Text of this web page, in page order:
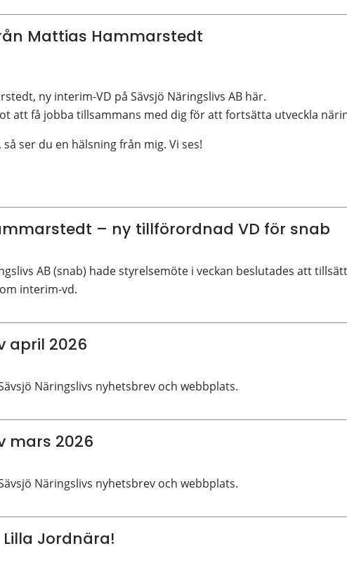
Mattias Hammarstedt
ny interim-VD på Sävsjö Näringslivs AB här.
att få jobba tillsammans med dig för att fortsätta utveckla
så ser du en hälsning från mig. Vi ses!
– ny tillförordnad VD för snab
AB (snab) hade styrelsemöte i veckan beslutades att
interim-vd.
april 2026
Näringslivs nyhetsbrev och webbplats.
mars 2026
Näringslivs nyhetsbrev och webbplats.
Jordnära!